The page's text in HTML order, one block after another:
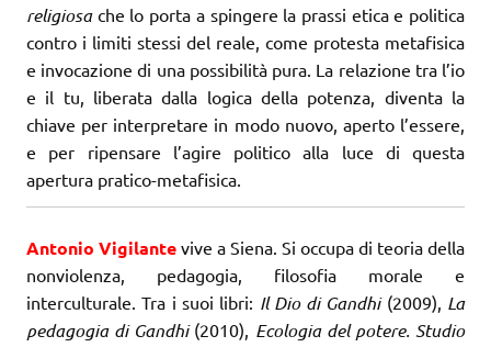
religiosache lo porta a spingere la prassi etica e politica
contro i limiti stessi del reale, come protesta metafisica
e invocazione di una possibilità pura. La relazione tra l’io
e il tu, liberata dalla logica della potenza, diventa la
chiave per interpretare in modo nuovo, aperto l’essere,
e per ripensare l’agire politico alla luce di questa
apertura pratico-metafisica.
Antonio Vigilante vive a Siena. Si occupa di teoria della
nonviolenza, pedagogia, filosofia morale e
interculturale. Tra i suoi libri: Il Dio di Gandhi(2009), La
pedagogia di Gandhi(2010), Ecologia del potere. Studio